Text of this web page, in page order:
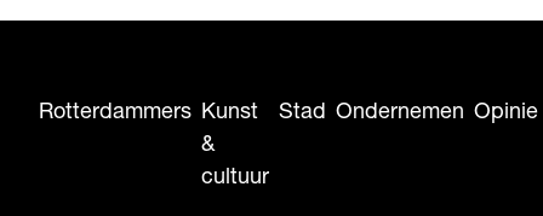
Rotterdammers Kunst
&
cultuur
Stad Ondernemen Opinie